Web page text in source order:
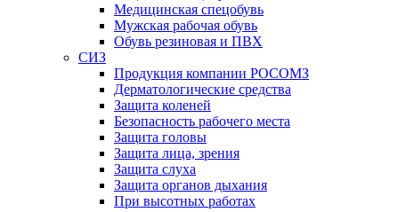
Медицинская спецобувь
Мужская рабочая обувь
Обувь резиновая и ПВХ
СИЗ
Продукция компании РОСОМЗ
Дерматологические средства
Защита коленей
Безопасность рабочего места
Защита головы
Защита лица, зрения
Защита слуха
Защита органов дыхания
При высотных работах